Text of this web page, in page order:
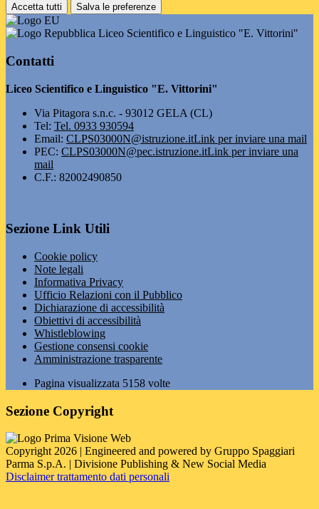
Accetta tutti Salva le preferenze
Liceo Scientifico e Linguistico "E. Vittorini"
Contatti
Liceo Scientifico e Linguistico "E. Vittorini"
Via Pitagora s.n.c. - 93012 GELA (CL)
Tel: Tel. 0933 930594
Email: CLPS03000N@istruzione.itLink per inviare una mail
PEC: CLPS03000N@pec.istruzione.itLink per inviare una
mail
C.F.: 82002490850
Sezione Link Utili
Cookie policy
Note legali
Informativa Privacy
Ufficio Relazioni con il Pubblico
Dichiarazione di accessibilità
Obiettivi di accessibilità
Whistleblowing
Gestione consensi cookie
Amministrazione trasparente
Pagina visualizzata 5158 volte
Sezione Copyright
Copyright 2026 | Engineered and powered by Gruppo Spaggiari
Parma S.p.A. | Divisione Publishing & New Social Media
Disclaimer trattamento dati personali